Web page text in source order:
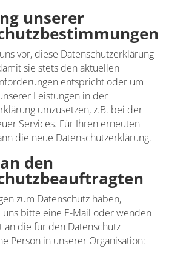
unserer
vor, diese Datenschutzerklärung
sie stets den aktuellen
entspricht oder um
Leistungen in der
umzusetzen, z.B. bei der
Services. Für Ihren erneuten
die neue Datenschutzerklärung.
den
zum Datenschutz haben,
bitte eine E-Mail oder wenden
an die für den Datenschutz
Person in unserer Organisation: